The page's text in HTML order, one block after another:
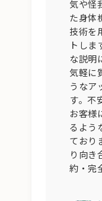
気や怪
た身体
技術を
トし
な説明
気軽に
うなア
す。不
お客様
るよう
ており
り向き
約・完